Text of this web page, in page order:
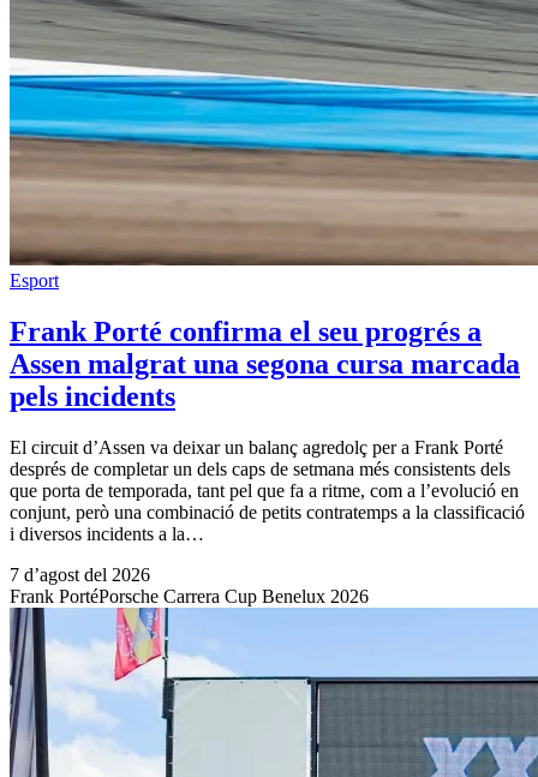
Esport
Frank Porté confirma el seu progrés a
Assen malgrat una segona cursa marcada
pels incidents
El circuit d’Assen va deixar un balanç agredolç per a Frank Porté
després de completar un dels caps de setmana més consistents dels
que porta de temporada, tant pel que fa a ritme, com a l’evolució en
conjunt, però una combinació de petits contratemps a la classificació
i diversos incidents a la…
7 d’agost del 2026
Frank PortéPorsche Carrera Cup Benelux 2026